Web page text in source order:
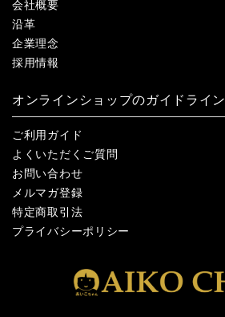
会社概要
沿革
企業理念
採用情報
オンラインショップのガイドライン
ご利用ガイド
よくいただくご質問
お問い合わせ
メルマガ登録
特定商取引法
プライバシーポリシー